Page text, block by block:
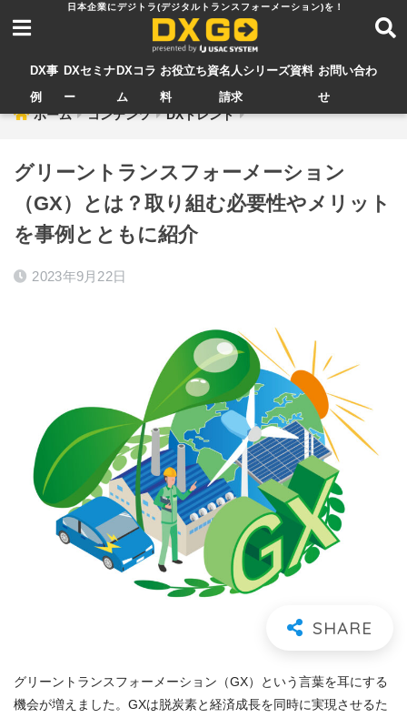
DX事
例
DXセミナ
ー
DXコラ
ム
お役立ち資
料
名人シリーズ資料
請求
お問い合わ
せ
ホーム コンテンツ DXトレンド
グリーントランスフォーメーション
（GX）とは？取り組む必要性やメリット
を事例とともに紹介
2023年9月22日
グリーントランスフォーメーション（GX）という言葉を耳にする
機会が増えました。GXは脱炭素と経済成長を同時に実現させるた